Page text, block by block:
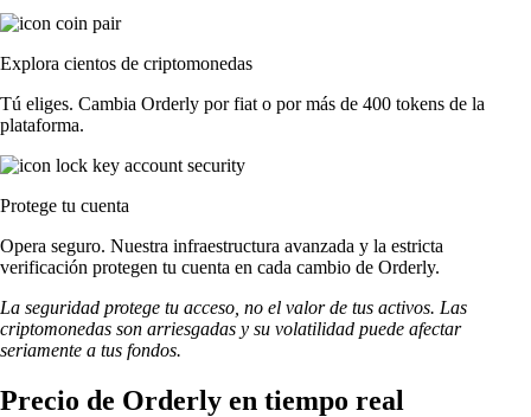
Explora cientos de criptomonedas
Tú eliges. Cambia Orderly por fiat o por más de 400 tokens de la
plataforma.
Protege tu cuenta
Opera seguro. Nuestra infraestructura avanzada y la estricta
verificación protegen tu cuenta en cada cambio de Orderly.
La seguridad protege tu acceso, no el valor de tus activos. Las
criptomonedas son arriesgadas y su volatilidad puede afectar
seriamente a tus fondos.
Precio de Orderly en tiempo real